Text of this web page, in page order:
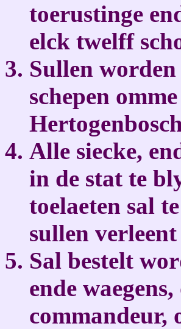
toerustinge
elck twelff
Sullen worden
schepen
Alle siecke,
in de stat te
toelaeten sal
sullen
Sal bestelt
ende
commandeur,